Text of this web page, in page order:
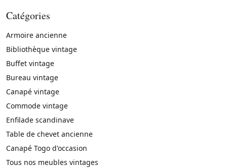
Catégories
Armoire ancienne
Bibliothèque vintage
Buffet vintage
Bureau vintage
Canapé vintage
Commode vintage
Enfilade scandinave
Table de chevet ancienne
Canapé Togo d'occasion
Tous nos meubles vintages